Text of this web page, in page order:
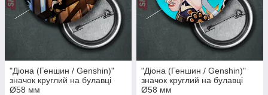
"Діона (Геншин / Genshin)"
значок круглий на булавці
Ø58 мм
"Діона (Геншин / Genshin)"
значок круглий на булавці
Ø58 мм